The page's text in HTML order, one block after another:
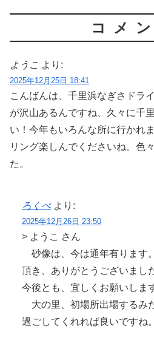
コメ
ようこ より:
2025年12月25日 18:41
こんばんは、千里浜なぎさドラ
が沢山あるんですね、久々に千
い！今年もいろんな所に行かれ
リング楽しんでくださいね。色
た。
ろくべ より:
2025年12月26日 23:50
> ようこ さん
砂像は、今は通年有ります
頂き、ありがとうございまし
今後とも、宜しくお願いしま
大の里、初場所出場するみ
過ごしてくれれば良いですね。